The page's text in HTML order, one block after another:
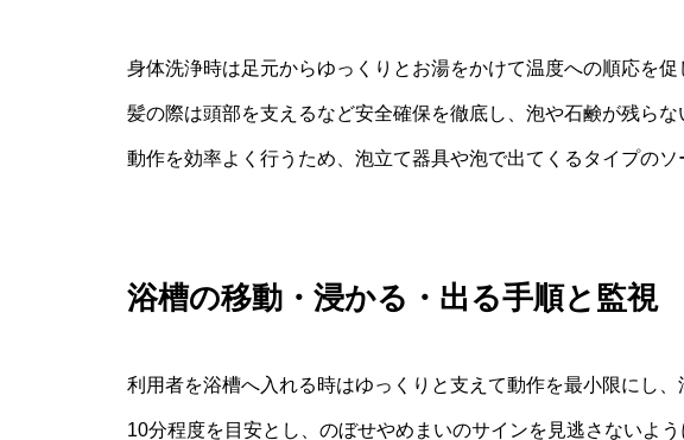
身体洗浄時は足元からゆっくりとお湯をかけて温度への順応を
髪の際は頭部を支えるなど安全確保を徹底し、泡や石鹸が残ら
動作を効率よく行うため、泡立て器具や泡で出てくるタイプのソ
浴槽の移動・浸かる・出る手順と監視
利用者を浴槽へ入れる時はゆっくりと支えて動作を最小限にし
10分程度を目安とし、のぼせやめまいのサインを見逃さないよ